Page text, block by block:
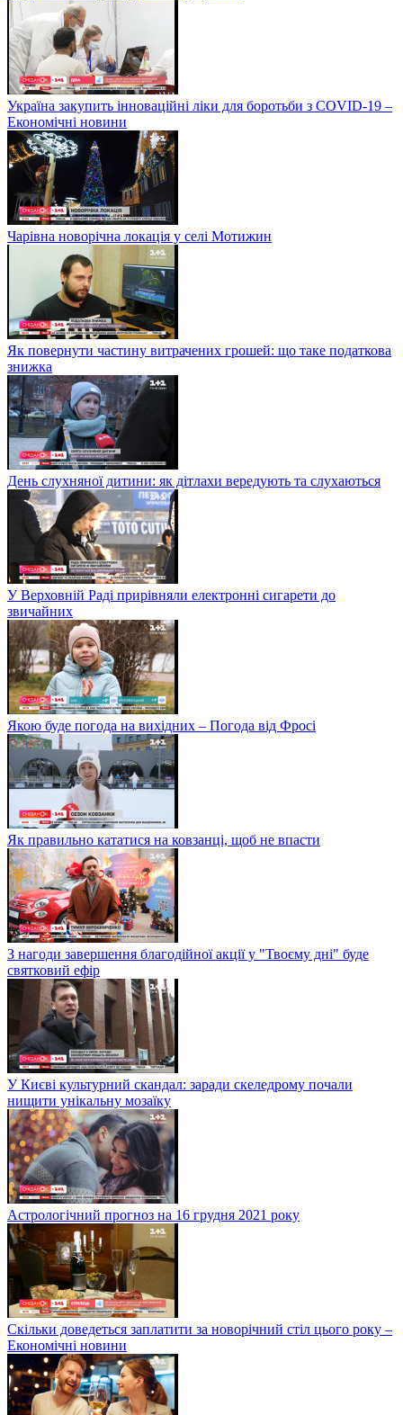
Україна закупить інноваційні ліки для боротьби з COVID-19 –
Економічні новини
Чарівна новорічна локація у селі Мотижин
Як повернути частину витрачених грошей: що таке податкова
знижка
День слухняної дитини: як дітлахи вередують та слухаються
У Верховній Раді прирівняли електронні сигарети до
звичайних
Якою буде погода на вихідних – Погода від Фросі
Як правильно кататися на ковзанці, щоб не впасти
З нагоди завершення благодійної акції у "Твоєму дні" буде
святковий ефір
У Києві культурний скандал: заради скеледрому почали
нищити унікальну мозаїку
Астрологічний прогноз на 16 грудня 2021 року
Скільки доведеться заплатити за новорічний стіл цього року –
Економічні новини